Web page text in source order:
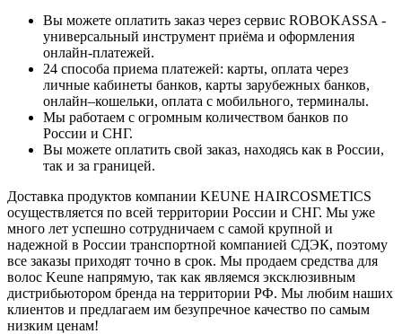
Вы можете оплатить заказ через сервис ROBOKASSA -
универсальный инструмент приёма и оформления
онлайн-платежей.
24 способа приема платежей: карты, оплата через
личные кабинеты банков, карты зарубежных банков,
онлайн–кошельки, оплата с мобильного, терминалы.
Мы работаем с огромным количеством банков по
России и СНГ.
Вы можете оплатить свой заказ, находясь как в России,
так и за границей.
Доставка продуктов компании KEUNE HAIRCOSMETICS
осуществляется по всей территории России и СНГ. Мы уже
много лет успешно сотрудничаем с самой крупной и
надежной в России транспортной компанией СДЭК, поэтому
все заказы приходят точно в срок. Мы продаем средства для
волос Keune напрямую, так как являемся эксклюзивным
дистрибьютором бренда на территории РФ. Мы любим наших
клиентов и предлагаем им безупречное качество по самым
низким ценам!